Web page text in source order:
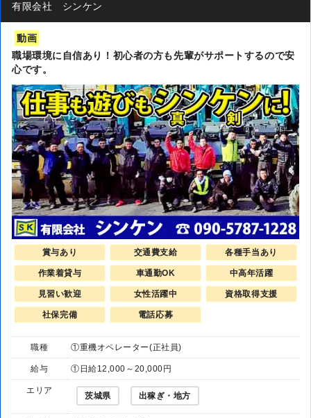
有限会社 シンケン
動画
職場環境に自信あり！初心者の方も先輩がサポートするので安
心です。
賞与あり 交通費支給 各種手当あり
作業着貸与 車通勤OK 中高年活躍
見習い歓迎 女性活躍中 資格取得支援
社保完備 電話応募
職種 ①重機オペレーター(正社員)
給与 ①日給12,000～20,000円
エリア
茨城県 出稼ぎ・地方